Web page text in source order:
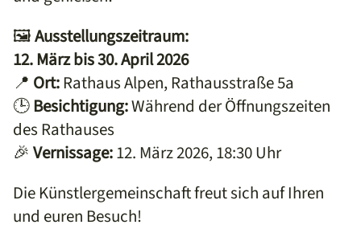
🖼️Ausstellungszeitraum:
12. März bis 30. April 2026
📍 Ort:Rathaus Alpen, Rathausstraße 5a
🕒Besichtigung:Während der Öffnungszeiten
des Rathauses
🎉 Vernissage:12. März 2026, 18:30 Uhr
Die Künstlergemeinschaft freut sich auf Ihren
und euren Besuch!